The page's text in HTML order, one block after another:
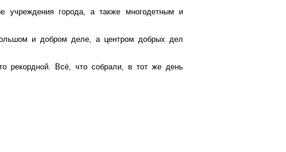
учреждения города, а также многодетным и
и добром деле, а центром добрых дел
рекордной. Всё, что собрали, в тот же день